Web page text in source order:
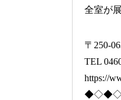
全室が
〒250-
TEL
https://